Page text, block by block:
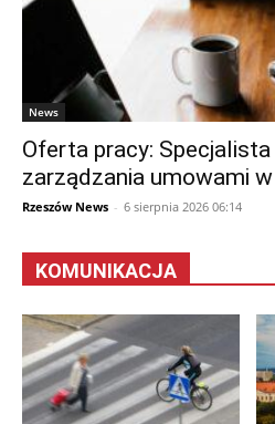
News
Oferta pracy:
zarządzania umowami
Rzeszów News - 6 sierpnia 2026 06:14
KOMUNIKACJA